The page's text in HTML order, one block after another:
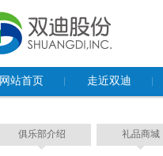
网站首页 走近双迪
董事长致辞
俱乐部介绍 礼品商城